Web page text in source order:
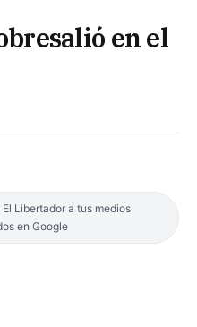
en el
Libertador a tus medios
en Google